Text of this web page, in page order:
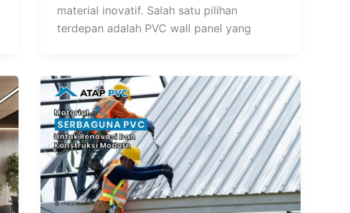
material inovatif. Salah satu pilihan
terdepan adalah PVC wall panel yang